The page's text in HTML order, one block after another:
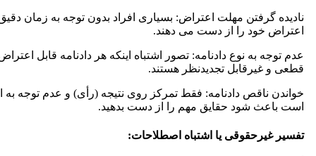
نادیده گرفتن مهلت اعتراض: بسیاری افراد بدون توجه به زمان
اعتراض خود را از دست می دهند.
عدم توجه به نوع دادنامه: تصور اشتباه اینکه هر دادنامه قابل
قطعی و غیرقابل تجدیدنظر هستند.
خواندن ناقص دادنامه: فقط تمرکز روی نتیجه (رأی) و عدم توجه به
است باعث شود حقایق مهم را از دست بدهید.
تفسیر غیرحقوقی یا اشتباه اصطلاحات: